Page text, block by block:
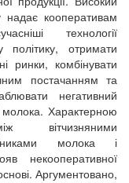
надає кооперативам
технології
політику, отримати
ринки, комбінувати
постачанням та
негативний
молока. Характерною
вітчизняними
молока і
некооперативної
Аргументовано,